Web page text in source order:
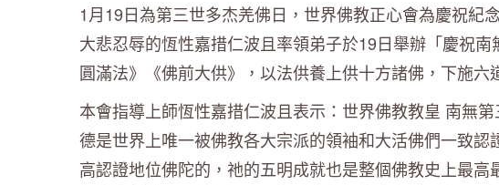
1月19日為第三世多杰羌佛日，世界佛教正心會為慶祝紀
大悲忍辱的恆性嘉措仁波且率領弟子於19日舉辦「慶祝
圓滿法》《佛前大供》，以法供養上供十方諸佛，下施六
本會指導上師恆性嘉措仁波且表示：世界佛教教皇 南無
德是世界上唯一被佛教各大宗派的領袖和大活佛們一致
高認證地位佛陀的，祂的五明成就也是整個佛教史上最